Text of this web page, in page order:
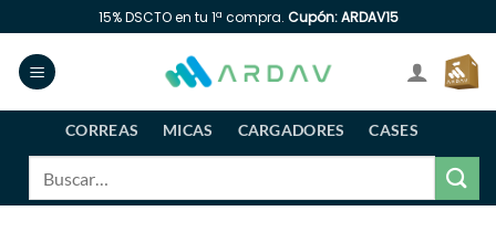
al
contenido
15% DSCTO en tu 1ª compra. Cupón: ARDAV15
CORREAS MICAS CARGADORES
CASES